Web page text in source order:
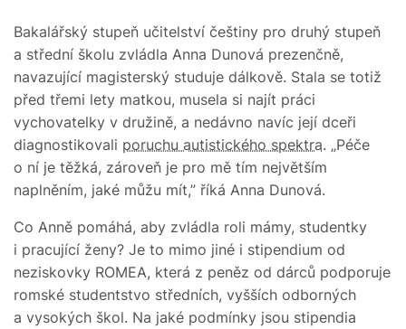
Bakalářský stupeň učitelství češtiny pro druhý stupeň
a střední školu zvládla Anna Dunová prezenčně,
navazující magisterský studuje dálkově. Stala se totiž
před třemi lety matkou, musela si najít práci
vychovatelky v družině, a nedávno navíc její dceři
diagnostikovali poruchu autistického spektra. „Péče
o ní je těžká, zároveň je pro mě tím největším
naplněním, jaké můžu mít,” říká Anna Dunová.
Co Anně pomáhá, aby zvládla roli mámy, studentky
i pracující ženy? Je to mimo jiné i stipendium od
neziskovky ROMEA, která z peněz od dárců podporuje
romské studentstvo středních, vyšších odborných
a vysokých škol. Na jaké podmínky jsou stipendia